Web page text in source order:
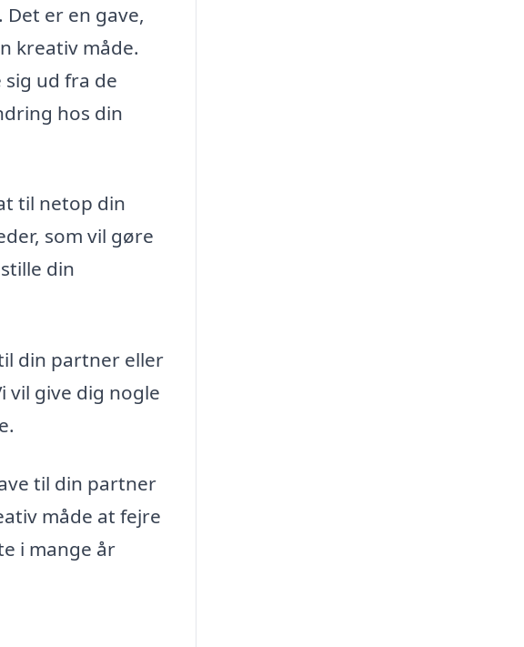
er en gave,
kreativ måde.
ud fra de
hos din
til netop din
som vil gøre
din
din partner eller
vil give dig nogle
til din partner
måde at fejre
i mange år